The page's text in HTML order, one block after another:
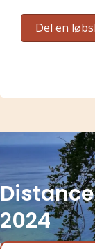
Del en
2024